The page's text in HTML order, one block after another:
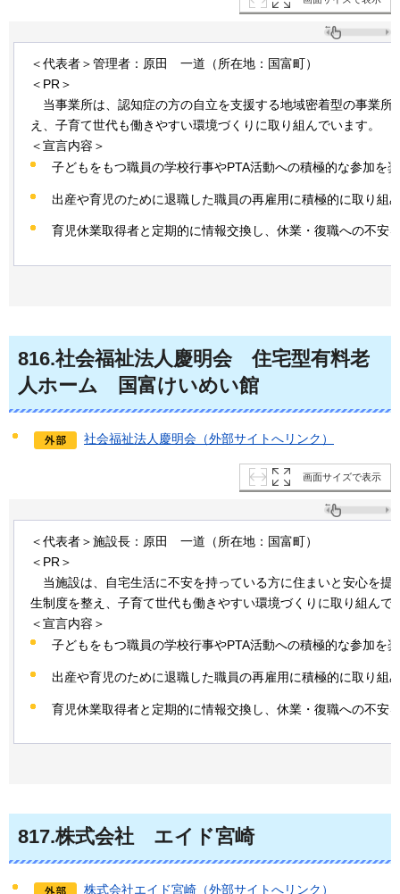
＜代表者＞管理者：原田 一道 （所在地：国富町）
＜PR＞
当事業所は、認知症の方の自立を支援する地域密着型の事業所
え、子育て世代も働きやすい環境づくりに取り組んでいます。
＜宣言内容＞
子どもをもつ職員の学校行事やPTA活動への積極的な参加を
出産や育児のために退職した職員の再雇用に積極的に取り組
育児休業取得者と定期的に情報交換し、休業・復職への不安
816.社会福祉法人慶明会 住宅型有料老
人ホーム
国富けいめい館
社会福祉法人慶明会（外部サイトへリンク）
画面サイズで表示
＜代表者＞施設長：原田 一道 （所在地：国富町）
＜PR＞
当施設は、自宅生活に不安を持っている方に住まいと安心を提
生制度を整え、子育て世代も働きやすい環境づくりに取り組んで
＜宣言内容＞
子どもをもつ職員の学校行事やPTA活動への積極的な参加を
出産や育児のために退職した職員の再雇用に積極的に取り組
育児休業取得者と定期的に情報交換し、休業・復職への不安
817.株式会社 エイド宮崎
株式会社エイド宮崎（外部サイトへリンク）